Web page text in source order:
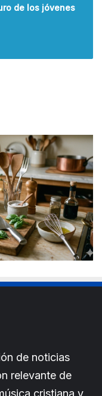
de los jóvenes
de noticias
relevante de
cristiana y